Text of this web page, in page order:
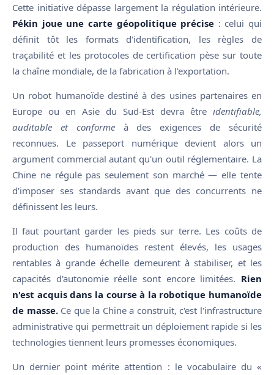
Cette initiative dépasse largement la régulation intérieure.
Pékin joue une carte géopolitique précise : celui qui
définit tôt les formats d'identification, les règles de
traçabilité et les protocoles de certification pèse sur toute
la chaîne mondiale, de la fabrication à l'exportation.
Un robot humanoïde destiné à des usines partenaires en
Europe ou en Asie du Sud-Est devra être identifiable,
auditable et conformeà des exigences de sécurité
reconnues. Le passeport numérique devient alors un
argument commercial autant qu'un outil réglementaire. La
Chine ne régule pas seulement son marché — elle tente
d'imposer ses standards avant que des concurrents ne
définissent les leurs.
Il faut pourtant garder les pieds sur terre. Les coûts de
production des humanoïdes restent élevés, les usages
rentables à grande échelle demeurent à stabiliser, et les
capacités d'autonomie réelle sont encore limitées. Rien
n'est acquis dans la course à la robotique humanoïde
de masse.Ce que la Chine a construit, c'est l'infrastructure
administrative qui permettrait un déploiement rapide si les
technologies tiennent leurs promesses économiques.
Un dernier point mérite attention : le vocabulaire du «